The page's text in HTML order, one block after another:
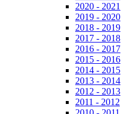
2020 - 2021
2019 - 2020
2018 - 2019
2017 - 2018
2016 - 2017
2015 - 2016
2014 - 2015
2013 - 2014
2012 - 2013
2011 - 2012